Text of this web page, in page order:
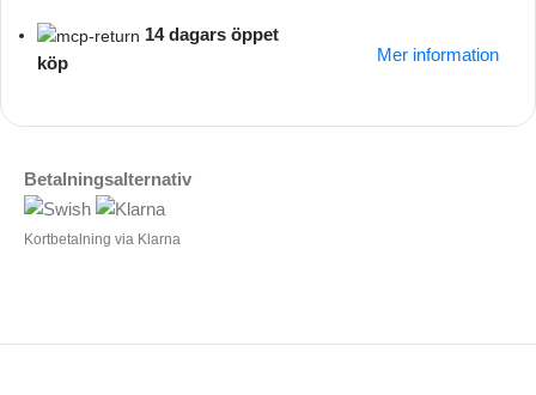
14 dagars öppet
köp
Mer information
Betalningsalternativ
Kortbetalning via Klarna